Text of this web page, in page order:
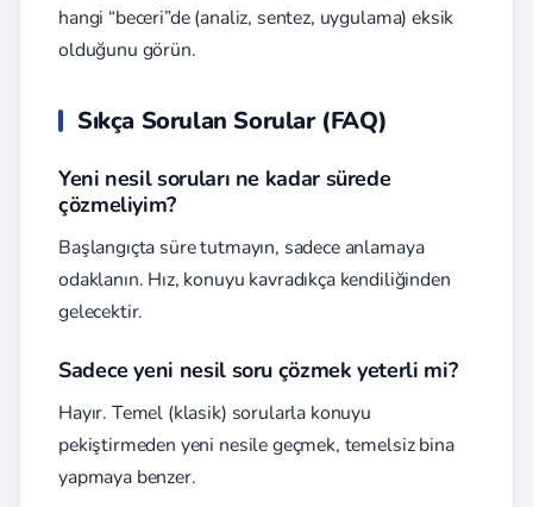
hangi “beceri”de (analiz, sentez, uygulama) eksik
olduğunu görün.
Sıkça Sorulan Sorular (FAQ)
Yeni nesil soruları ne kadar sürede
çözmeliyim?
Başlangıçta süre tutmayın, sadece anlamaya
odaklanın. Hız, konuyu kavradıkça kendiliğinden
gelecektir.
Sadece yeni nesil soru çözmek yeterli mi?
Hayır. Temel (klasik) sorularla konuyu
pekiştirmeden yeni nesile geçmek, temelsiz bina
yapmaya benzer.